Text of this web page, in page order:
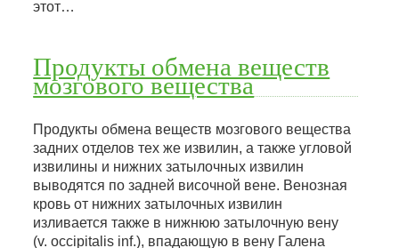
этот…
Продукты обмена веществ
мозгового вещества
Продукты обмена веществ мозгового вещества
задних отделов тех же извилин, а также угловой
извилины и нижних затылочных извилин
выводятся по задней височной вене. Венозная
кровь от нижних затылочных извилин
изливается также в нижнюю затылочную вену
(v. occipitalis inf.), впадающую в вену Галена